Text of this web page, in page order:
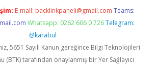
E-mail: backlinkpaneli@gmail.com Teams:
Whatsapp: 0262 606 0 726 Telegram:
@karabul
5651 Sayılı Kanun gereğince Bilgi Teknolojileri
(BTK) tarafından onaylanmış bir Yer Sağlayıcı